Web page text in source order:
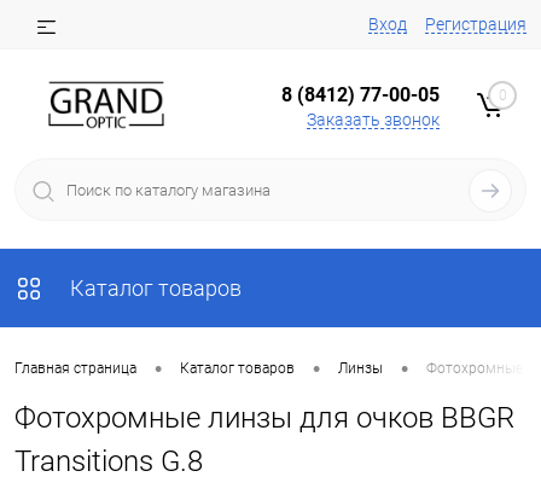
Вход Регистрация
8 (8412) 77-00-05
Заказать звонок
0
Каталог товаров
Главная страница • Каталог товаров • Линзы • Фотохромные
Фотохромные линзы для очков BBGR
Transitions G.8